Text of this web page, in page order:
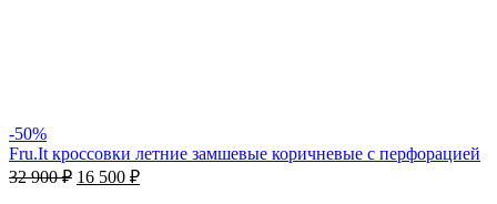
-50%
Fru.It кроссовки летние замшевые коричневые с перфорацией
32 900₽ 16 500 ₽